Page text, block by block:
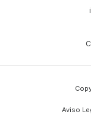
Aviso